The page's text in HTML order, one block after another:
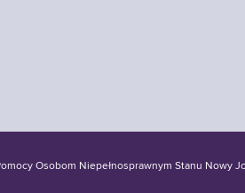
Osobom Niepełnosprawnym Stanu Nowy